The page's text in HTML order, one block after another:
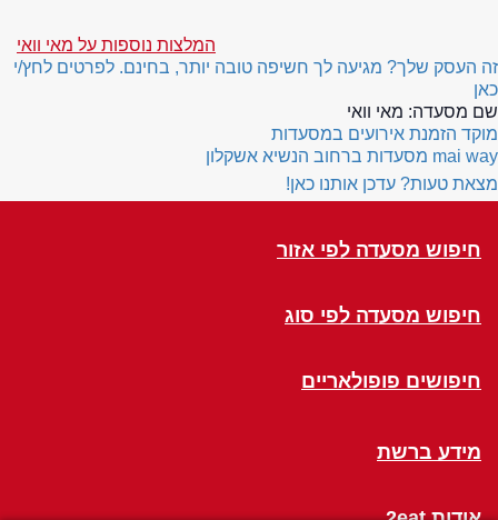
המלצות נוספות על מאי וואי
זה העסק שלך? מגיעה לך חשיפה טובה יותר, בחינם. לפרטים לחץ/י
כאן
שם מסעדה: מאי וואי
מוקד הזמנת אירועים במסעדות
mai way מסעדות ברחוב הנשיא אשקלון
מצאת טעות? עדכן אותנו כאן!
חיפוש מסעדה לפי אזור
חיפוש מסעדה לפי סוג
חיפושים פופולאריים
מידע ברשת